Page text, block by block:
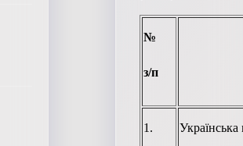
№
з/п
1. Українська